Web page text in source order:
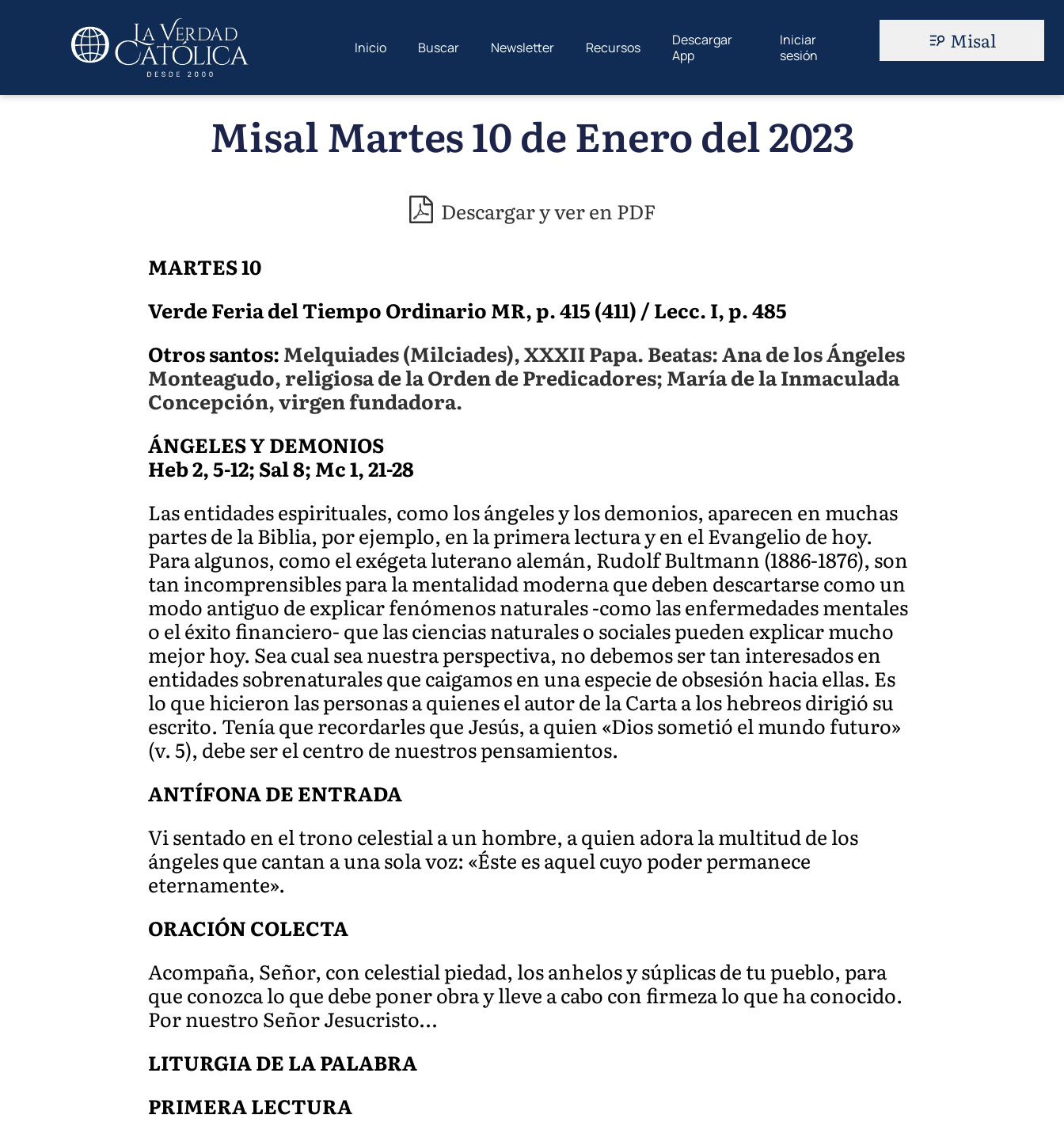
Inicio Buscar Newsletter Recursos
Descargar
App
Iniciar
sesión
Misal
Misal Martes 10 de Enero del 2023
Descargar y ver en PDF
MARTES 10
Verde Feria del Tiempo Ordinario MR, p. 415 (411) / Lecc. I, p. 485
Otros santos:Melquiades (Milciades), XXXII Papa. Beatas: Ana de los Ángeles
Monteagudo, religiosa de la Orden de Predicadores; María de la Inmaculada
Concepción, virgen fundadora.
ÁNGELES Y DEMONIOS
Heb 2, 5-12; Sal 8; Mc 1, 21-28
Las entidades espirituales, como los ángeles y los demonios, aparecen en muchas
partes de la Biblia, por ejemplo, en la primera lectura y en el Evangelio de hoy.
Para algunos, como el exégeta luterano alemán, Rudolf Bultmann (1886-1876), son
tan incomprensibles para la mentalidad moderna que deben descartarse como un
modo antiguo de explicar fenómenos naturales -como las enfermedades mentales
o el éxito financiero- que las ciencias naturales o sociales pueden explicar mucho
mejor hoy. Sea cual sea nuestra perspectiva, no debemos ser tan interesados en
entidades sobrenaturales que caigamos en una especie de obsesión hacia ellas. Es
lo que hicieron las personas a quienes el autor de la Carta a los hebreos dirigió su
escrito. Tenía que recordarles que Jesús, a quien «Dios sometió el mundo futuro»
(v. 5), debe ser el centro de nuestros pensamientos.
ANTÍFONA DE ENTRADA
Vi sentado en el trono celestial a un hombre, a quien adora la multitud de los
ángeles que cantan a una sola voz: «Éste es aquel cuyo poder permanece
eternamente».
ORACIÓN COLECTA
Acompaña, Señor, con celestial piedad, los anhelos y súplicas de tu pueblo, para
que conozca lo que debe poner obra y lleve a cabo con firmeza lo que ha conocido.
Por nuestro Señor Jesucristo…
LITURGIA DE LA PALABRA
PRIMERA LECTURA